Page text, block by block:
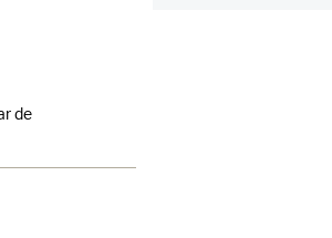
de